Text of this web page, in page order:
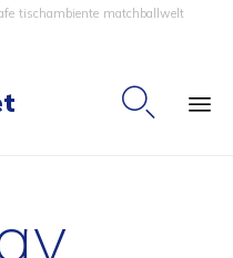
tischambiente matchballwelt
